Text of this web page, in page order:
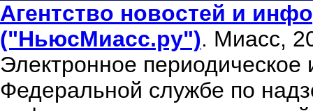
Агентство новостей и
("НьюсМиасс.ру"). Миасс,
Электронное периодическое
Федеральной службе по